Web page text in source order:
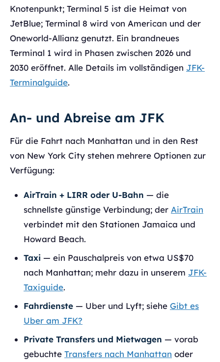
Knotenpunkt; Terminal 5 ist die Heimat von
JetBlue; Terminal 8 wird von American und der
Oneworld-Allianz genutzt. Ein brandneues
Terminal 1 wird in Phasen zwischen 2026 und
2030 eröffnet. Alle Details im vollständigen JFK-
Terminalguide.
An- und Abreise am JFK
Für die Fahrt nach Manhattan und in den Rest
von New York City stehen mehrere Optionen zur
Verfügung:
AirTrain + LIRR oder U-Bahn — die
schnellste günstige Verbindung; der AirTrain
verbindet mit den Stationen Jamaica und
Howard Beach.
Taxi — ein Pauschalpreis von etwa US$70
nach Manhattan; mehr dazu in unserem JFK-
Taxiguide.
Fahrdienste — Uber und Lyft; siehe Gibt es
Uber am JFK?
Private Transfers und Mietwagen — vorab
gebuchte Transfers nach Manhattan oder